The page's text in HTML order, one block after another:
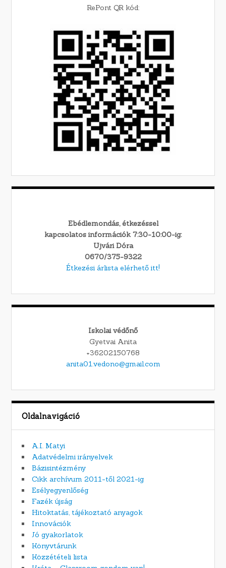
RePont QR kód:
Ebédlemondás, étkezéssel
kapcsolatos információk 7:30-10:00-ig:
Ujvári Dóra
0670/375-9322
Étkezési árlista elérhető itt!
Iskolai védőnő
Gyetvai Anita
+36202150768
anita01.vedono@gmail.com
Oldalnavigáció
A.I. Matyi
Adatvédelmi irányelvek
Bázisintézmény
Cikk archívum 2011-től 2021-ig
Esélyegyenlőség
Fazék újság
Hitoktatás, tájékoztató anyagok
Innovációk
Jó gyakorlatok
Könyvtárunk
Közzétételi lista